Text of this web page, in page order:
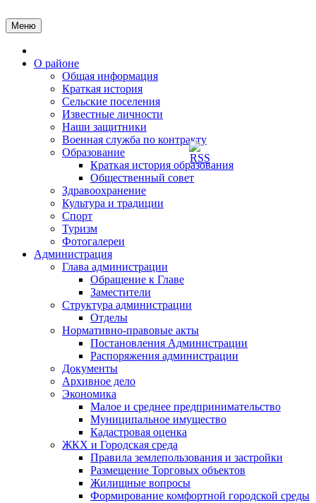
к
содержимому
Меню
О районе
Общая информация
Краткая история
Сельские поселения
Известные личности
Наши защитники
Военная служба по контракту
Образование
Краткая история образования
Общественный совет
Здравоохранение
Культура и традиции
Спорт
Туризм
Фотогалереи
Администрация
Глава администрации
Обращение к Главе
Заместители
Структура администрации
Отделы
Нормативно-правовые акты
Постановления Администрации
Распоряжения администрации
Документы
Архивное дело
Экономика
Малое и среднее предпринимательство
Муниципальное имущество
Кадастровая оценка
ЖКХ и Городская среда
Правила землепользования и застройки
Размещение Торговых объектов
Жилищные вопросы
Формирование комфортной городской среды